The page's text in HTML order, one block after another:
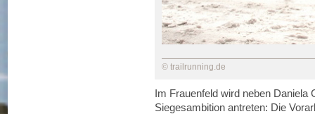
© trailrunning.de
Im Frauenfeld wird neben Daniela
Siegesambition antreten: Die